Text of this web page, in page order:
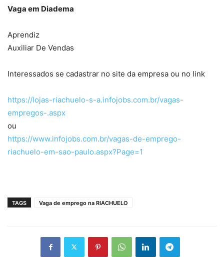
Vaga em Diadema
Aprendiz
Auxiliar De Vendas
Interessados se cadastrar no site da empresa ou no link
https://lojas-riachuelo-s-a.infojobs.com.br/vagas-
empregos-.aspx
ou
https://www.infojobs.com.br/vagas-de-emprego-
riachuelo-em-sao-paulo.aspx?Page=1
TAGS Vaga de emprego na RIACHUELO